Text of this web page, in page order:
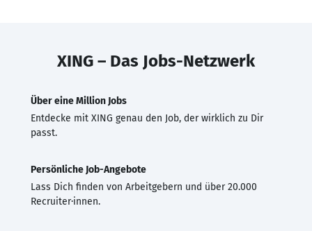
XING – Das Jobs-Netzwerk
Über eine Million Jobs
Entdecke mit XING genau den Job, der wirklich zu Dir
passt.
Persönliche Job-Angebote
Lass Dich finden von Arbeitgebern und über 20.000
Recruiter·innen.